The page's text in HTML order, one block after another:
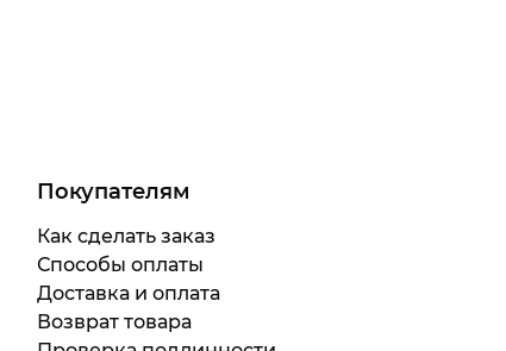
Покупателям
Как сделать заказ
Способы оплаты
Доставка и оплата
Возврат товара